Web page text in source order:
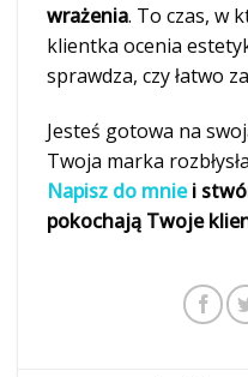
wrażenia. To czas, w
klientka ocenia
sprawdza, czy łatwo
Jesteś gotowa na
Twoja marka
Napisz do mniei
pokochają Twoje